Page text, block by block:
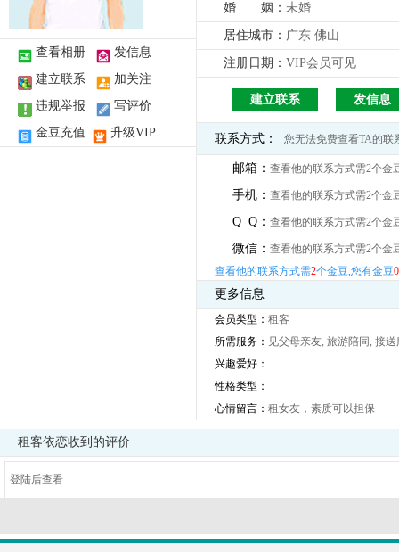
查看相册
发信息
建立联系
加关注
违规举报
写评价
金豆充值
升级VIP
婚 姻： 未婚
居住城市： 广东 佛山
注册日期： VIP会员可见
建立联系 发信息
联系方式： 您无法免费查看TA的联
邮箱： 查看他的联系方式需2个金
手机： 查看他的联系方式需2个金
Q Q： 查看他的联系方式需2个金
微信： 查看他的联系方式需2个金
查看他的联系方式需2个金豆,您有金豆0
更多信息
会员类型： 租客
所需服务： 见父母亲友, 旅游陪同, 接
兴趣爱好：
性格类型：
心情留言： 租女友，素质可以担保
租客依恋收到的评价
登陆后查看